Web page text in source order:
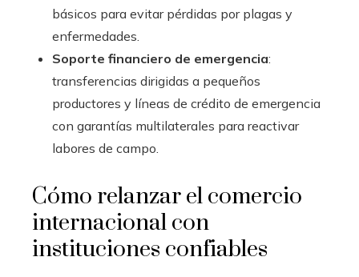
básicos para evitar pérdidas por plagas y
enfermedades.
Soporte financiero de emergencia:
transferencias dirigidas a pequeños
productores y líneas de crédito de emergencia
con garantías multilaterales para reactivar
labores de campo.
Cómo relanzar el comercio
internacional con
instituciones confiables